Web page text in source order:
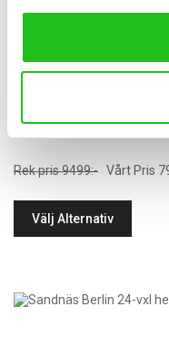
endast ca 11,2kg.
Mekaniska skivbromsar
Rek pris 9499:- Vårt Pris
Välj Alternativ